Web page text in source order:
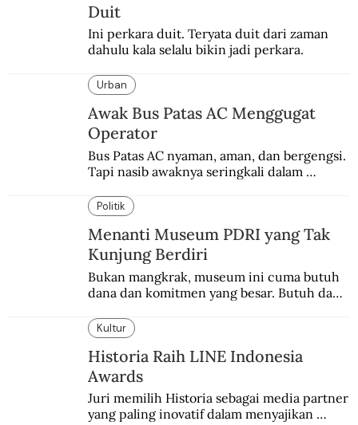
Duit
Ini perkara duit. Teryata duit dari zaman
dahulu kala selalu bikin jadi perkara.
Urban
Awak Bus Patas AC Menggugat
Operator
Bus Patas AC nyaman, aman, dan bergengsi.
Tapi nasib awaknya seringkali dalam
Politik
Menanti Museum PDRI yang Tak
Kunjung Berdiri
Bukan mangkrak, museum ini cuma butuh
dana dan komitmen yang besar. Butuh dana
Kultur
Historia Raih LINE Indonesia
Awards
Juri memilih Historia sebagai media partner
yang paling inovatif dalam menyajikan